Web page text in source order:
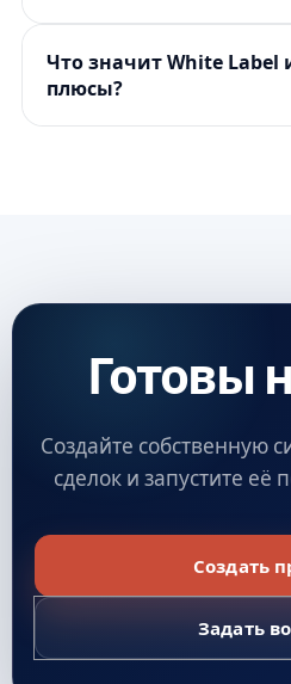
Что значит White Label
плюсы?
Готовы
Создайте собственную
сделок и запустите её
Создать
Задать